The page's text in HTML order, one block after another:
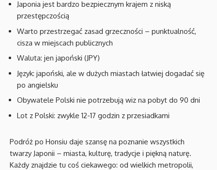
Japonia jest bardzo bezpiecznym krajem z niską
przestępczością
Warto przestrzegać zasad grzeczności – punktualność,
cisza w miejscach publicznych
Waluta: jen japoński (JPY)
Język: japoński, ale w dużych miastach łatwiej dogadać się
po angielsku
Obywatele Polski nie potrzebują wiz na pobyt do 90 dni
Lot z Polski: zwykle 12-17 godzin z przesiadkami
Podróż po Honsiu daje szansę na poznanie wszystkich
twarzy Japonii – miasta, kulturę, tradycje i piękną naturę.
Każdy znajdzie tu coś ciekawego: od wielkich metropolii,